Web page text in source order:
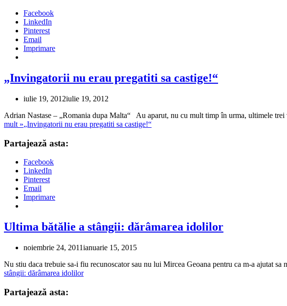
Facebook
LinkedIn
Pinterest
Email
Imprimare
„Invingatorii nu erau pregatiti sa castige!“
iulie 19, 2012iulie 19, 2012
Adrian Nastase – „Romania dupa Malta“ Au aparut, nu cu mult timp în urma, ultimele
mult »„Invingatorii nu erau pregatiti sa castige!“
Partajează asta:
Facebook
LinkedIn
Pinterest
Email
Imprimare
Ultima bătălie a stângii: dărâmarea idolilor
noiembrie 24, 2011ianuarie 15, 2015
Nu stiu daca trebuie sa-i fiu recunoscator sau nu lui Mircea Geoana pentru ca m-a ajutat
stângii: dărâmarea idolilor
Partajează asta: